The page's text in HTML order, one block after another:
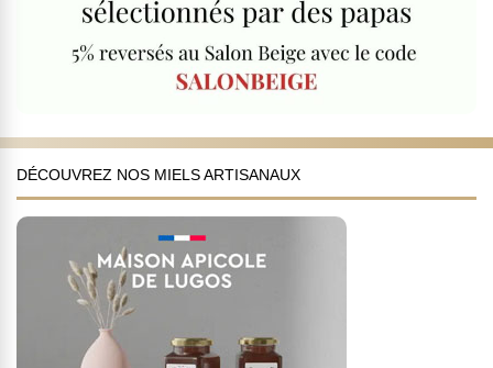
DÉCOUVREZ NOS MIELS ARTISANAUX